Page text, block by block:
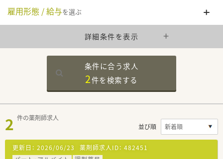
雇用形態 / 給与を選ぶ
詳細条件を表示
条件に合う求人
2件を検索する
2 件の薬剤師求人
並び順
更新日： 2026/06/23 薬剤師求人ID： 482451